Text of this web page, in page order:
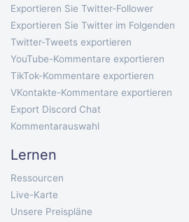
Exportieren Sie Twitter-Follower
Exportieren Sie Twitter im Folgenden
Twitter-Tweets exportieren
YouTube-Kommentare exportieren
TikTok-Kommentare exportieren
VKontakte-Kommentare exportieren
Export Discord Chat
Kommentarauswahl
Lernen
Ressourcen
Live-Karte
Unsere Preispläne